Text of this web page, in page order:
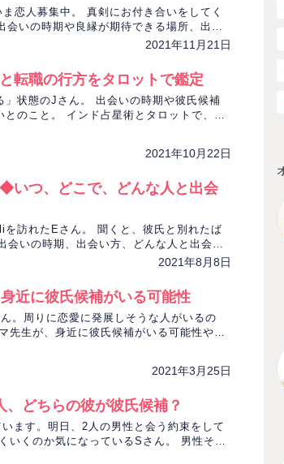
恋人募集中。 真剣にお付き合いをしてく
いの時期や良縁が期待できる場所、出会
2021年11月21日
転職の行方をタロットで鑑定
状態のJさん。 出会いの時期や彼氏候補
のこと。 インド占星術とタロットで、恋
2021年10月22日
いつ、どこで、どんな人と出会
訪れたEさん。 聞くと、彼氏と別れたば
いの時期、出会い方、どんな人と出会う
2021年8月8日
近に彼氏候補がいる可能性
。周りに恋愛に発展しそうな人がいるの
先生が、身近に彼氏候補がいる可能性や今
2021年3月25日
、どちらの彼が彼氏候補？
ます。明日、2人の男性と会う約束をして
いくのか気になっているSさん。 男性それ